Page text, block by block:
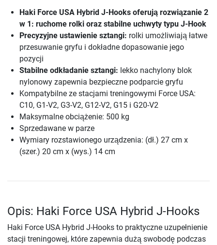
Haki Force USA Hybrid J-Hooks oferują rozwiązanie 2
w 1: ruchome rolki oraz stabilne uchwyty typu J-Hook
Precyzyjne ustawienie sztangi: rolki umożliwiają łatwe
przesuwanie gryfu i dokładne dopasowanie jego
pozycji
Stabilne odkładanie sztangi: lekko nachylony blok
nylonowy zapewnia bezpieczne podparcie gryfu
Kompatybilne ze stacjami treningowymi Force USA:
C10, G1-V2, G3-V2, G12-V2, G15 i G20-V2
Maksymalne obciążenie: 500 kg
Sprzedawane w parze
Wymiary rozstawionego urządzenia: (dł.) 27 cm x
(szer.) 20 cm x (wys.) 14 cm
Opis: Haki Force USA Hybrid J-Hooks
Haki Force USA Hybrid J-Hooks to praktyczne uzupełnienie
stacji treningowej, które zapewnia dużą swobodę podczas